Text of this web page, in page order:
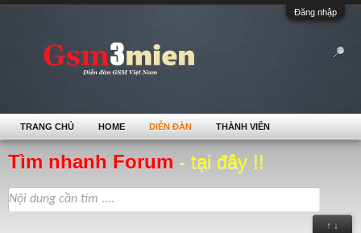
Đăng nhập
Tìm nhanh Forum - tại đây !!
↑ ↓
TRANG CHỦ HOME DIỄN ĐÀN THÀNH VIÊN